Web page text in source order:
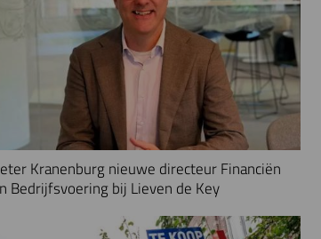
Kranenburg nieuwe directeur Financiën
Bedrijfsvoering bij Lieven de Key